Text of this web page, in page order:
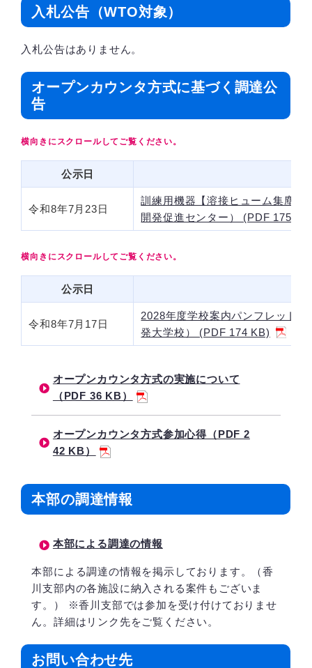
入札公告（WTO対象）
入札公告はありません。
オープンカウンタ方式に基づく調達公
告
公示日
令和8年7月23日
訓練用機器【溶接ヒューム集塵
開発促進センター） (PDF 175
公示日
令和8年7月17日
2028年度学校案内パンフレット
発大学校） (PDF 174 KB)
オープンカウンタ方式の実施について
（PDF 36 KB）
オープンカウンタ方式参加心得（PDF 2
42 KB）
本部の調達情報
本部による調達の情報
本部による調達の情報を掲示しております。（香
川支部内の各施設に納入される案件もございま
す。） ※香川支部では参加を受け付けておりませ
ん。詳細はリンク先をご覧ください。
お問い合わせ先